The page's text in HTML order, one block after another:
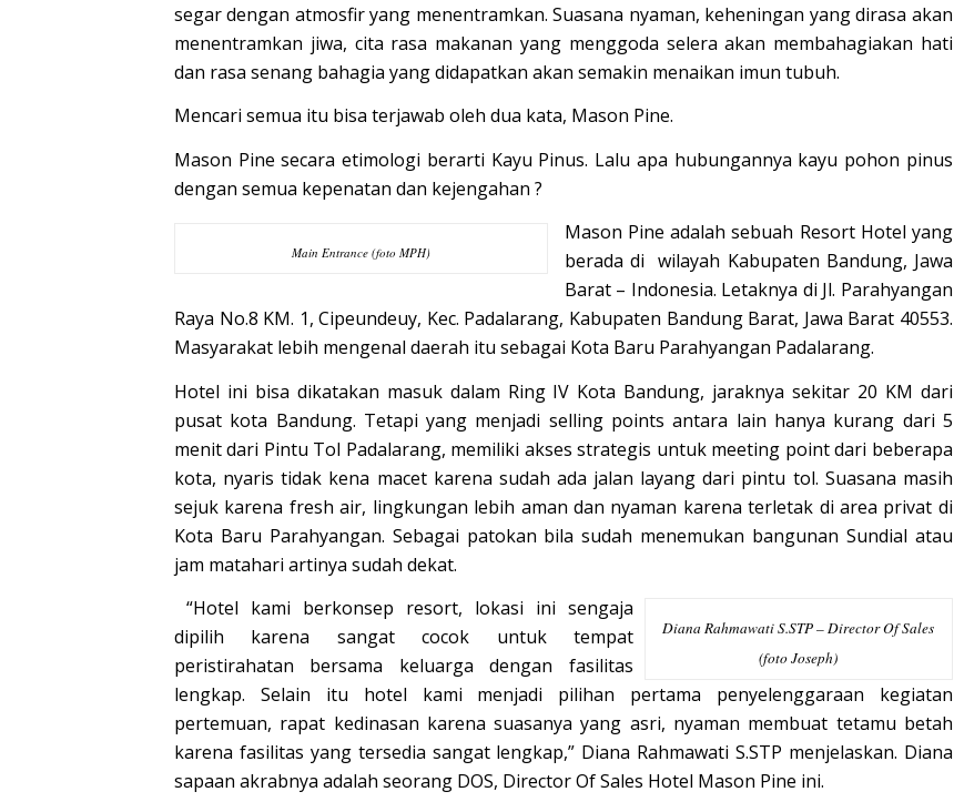
segar dengan atmosfir yang menentramkan. Suasana nyaman, keheningan yang dirasa akan
menentramkan jiwa, cita rasa makanan yang menggoda selera akan membahagiakan hati
dan rasa senang bahagia yang didapatkan akan semakin menaikan imun tubuh.
Mencari semua itu bisa terjawab oleh dua kata, Mason Pine.
Mason Pine secara etimologi berarti Kayu Pinus. Lalu apa hubungannya kayu pohon pinus
dengan semua kepenatan dan kejengahan ?
Main Entrance (foto MPH)
Mason Pine adalah sebuah Resort Hotel yang
berada di wilayah Kabupaten Bandung, Jawa
Barat – Indonesia. Letaknya di Jl. Parahyangan
Raya No.8 KM. 1, Cipeundeuy, Kec. Padalarang, Kabupaten Bandung Barat, Jawa Barat 40553.
Masyarakat lebih mengenal daerah itu sebagai Kota Baru Parahyangan Padalarang.
Hotel ini bisa dikatakan masuk dalam Ring IV Kota Bandung, jaraknya sekitar 20 KM dari
pusat kota Bandung. Tetapi yang menjadi selling points antara lain hanya kurang dari 5
menit dari Pintu Tol Padalarang, memiliki akses strategis untuk meeting point dari beberapa
kota, nyaris tidak kena macet karena sudah ada jalan layang dari pintu tol. Suasana masih
sejuk karena fresh air, lingkungan lebih aman dan nyaman karena terletak di area privat di
Kota Baru Parahyangan. Sebagai patokan bila sudah menemukan bangunan Sundial atau
jam matahari artinya sudah dekat.
Diana Rahmawati S.STP – Director Of Sales
(foto Joseph)
“Hotel kami berkonsep resort, lokasi ini sengaja
dipilih karena sangat cocok untuk tempat
peristirahatan bersama keluarga dengan fasilitas
lengkap. Selain itu hotel kami menjadi pilihan pertama penyelenggaraan kegiatan
pertemuan, rapat kedinasan karena suasanya yang asri, nyaman membuat tetamu betah
karena fasilitas yang tersedia sangat lengkap,” Diana Rahmawati S.STP menjelaskan. Diana
sapaan akrabnya adalah seorang DOS, Director Of Sales Hotel Mason Pine ini.